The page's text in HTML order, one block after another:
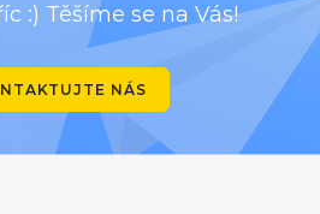
:) Těšíme se na Vás!
NÁS